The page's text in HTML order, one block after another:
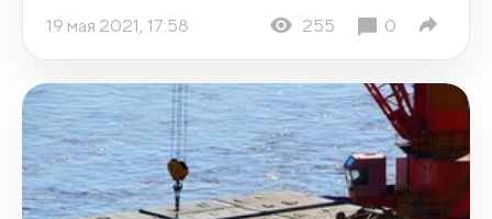
19 мая 2021, 17:58 255 0